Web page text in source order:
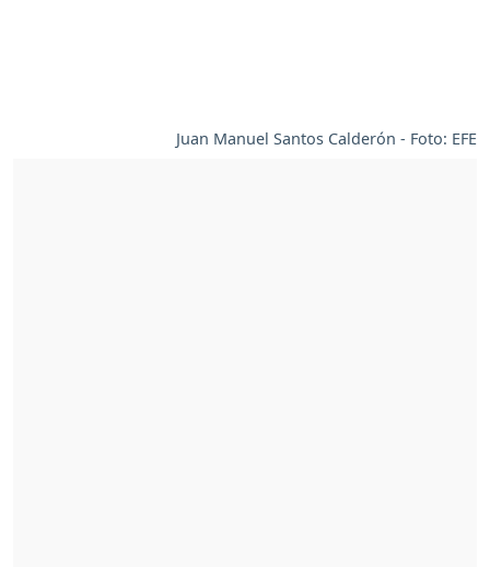
Juan Manuel Santos Calderón - Foto: EFE